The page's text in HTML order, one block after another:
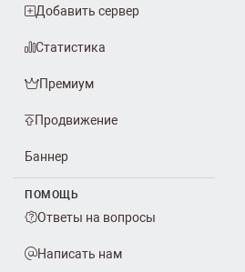
Добавить сервер
Статистика
Премиум
Продвижение
Баннер
ПОМОЩЬ
Ответы на вопросы
Написать нам